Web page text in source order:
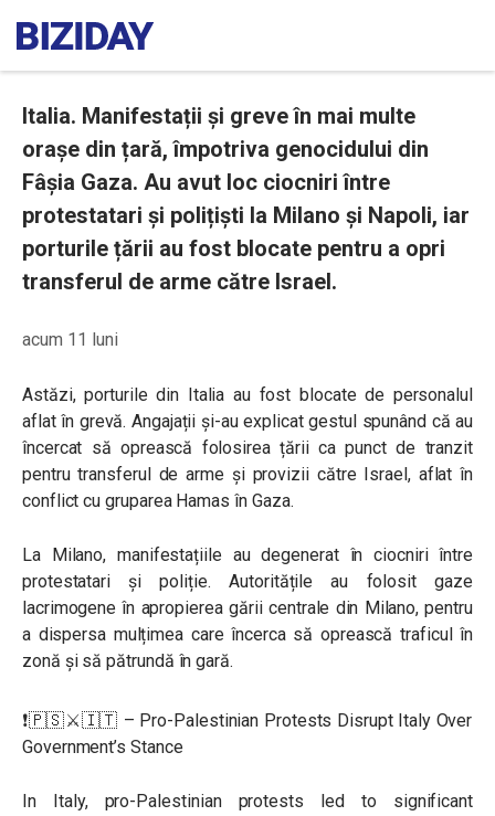
Italia. Manifestații și greve în mai multe
orașe din țară, împotriva genocidului din
Fâșia Gaza. Au avut loc ciocniri între
protestatari și polițiști la Milano și Napoli, iar
porturile țării au fost blocate pentru a opri
transferul de arme către Israel.
acum 11 luni
Astăzi, porturile din Italia au fost blocate de personalul
aflat în grevă. Angajații și-au explicat gestul spunând că au
încercat să oprească folosirea țării ca punct de tranzit
pentru transferul de arme și provizii către Israel, aflat în
conflict cu gruparea Hamas în Gaza.
La Milano, manifestațiile au degenerat în ciocniri între
protestatari și poliție. Autoritățile au folosit gaze
lacrimogene în apropierea gării centrale din Milano, pentru
a dispersa mulțimea care încerca să oprească traficul în
zonă și să pătrundă în gară.
❗️🇵🇸⚔️🇮🇹 – Pro-Palestinian Protests Disrupt Italy Over
Government’s Stance
In Italy, pro-Palestinian protests led to significant